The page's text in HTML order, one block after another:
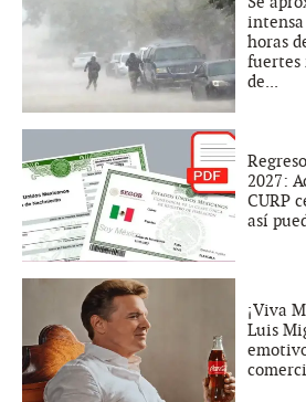
intensa
horas
fuertes
de...
2027:
CURP
así
¡Viva
Luis